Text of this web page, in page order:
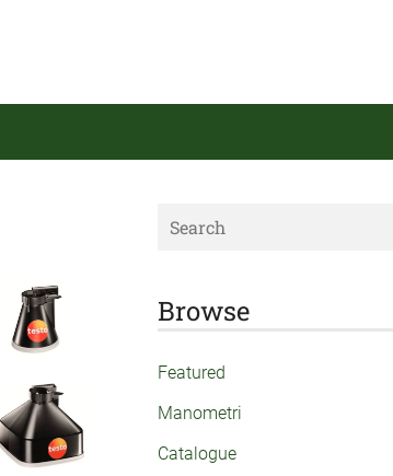
Browse
Featured
Manometri
Catalogue